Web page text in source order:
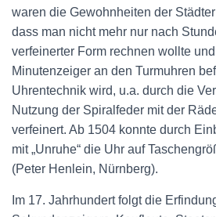
waren die Gewohnheiten der
dass man nicht mehr nur nach
verfeinerter Form rechnen wollte
Minutenzeiger an den Turmuhren
Uhrentechnik wird, u.a. durch die
Nutzung der Spiralfeder mit der
verfeinert. Ab 1504 konnte durch
mit „Unruhe“ die Uhr auf
(Peter Henlein, Nürnberg).
Im 17. Jahrhundert folgt die